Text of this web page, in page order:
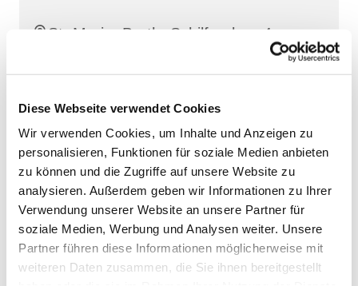
Diese Webseite verwendet Cookies
Wir verwenden Cookies, um Inhalte und Anzeigen zu
personalisieren, Funktionen für soziale Medien anbieten
zu können und die Zugriffe auf unsere Website zu
analysieren. Außerdem geben wir Informationen zu Ihrer
Verwendung unserer Website an unsere Partner für
soziale Medien, Werbung und Analysen weiter. Unsere
Partner führen diese Informationen möglicherweise mit
weiteren Daten zusammen, die Sie ihnen bereitgestellt
St. Maria, Barth, Schilfgraben 4,